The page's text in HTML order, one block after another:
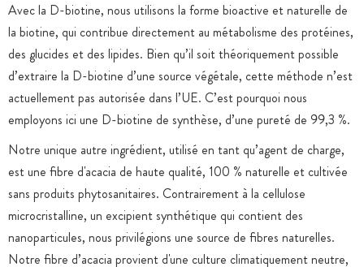
Avec la D-biotine, nous utilisons la forme bioactive et naturelle de
la biotine, qui contribue directement au métabolisme des protéines,
des glucides et des lipides. Bien qu’il soit théoriquement possible
d’extraire la D-biotine d’une source végétale, cette méthode n’est
actuellement pas autorisée dans l’UE. C’est pourquoi nous
employons ici une D-biotine de synthèse, d’une pureté de 99,3 %.
Notre unique autre ingrédient, utilisé en tant qu’agent de charge,
est une fibre d'acacia de haute qualité, 100 % naturelle et cultivée
sans produits phytosanitaires. Contrairement à la cellulose
microcristalline, un excipient synthétique qui contient des
nanoparticules, nous privilégions une source de fibres naturelles.
Notre fibre d’acacia provient d'une culture climatiquement neutre,